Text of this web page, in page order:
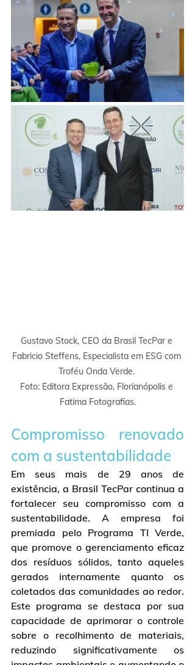
Gustavo Stock, CEO da Brasil TecPar e
Fabricio Steffens, Especialista em ESG com
Troféu Onda Verde.
Foto: Editora Expressão, Florianópolis e
Fatima Fotografias.
Compromisso renovado
com a sustentabilidade
Em seus mais de 29 anos de
existência, a Brasil TecPar continua a
fortalecer seu compromisso com a
sustentabilidade. A empresa foi
premiada pelo Programa TI Verde,
que promove o gerenciamento eficaz
dos resíduos sólidos, tanto aqueles
gerados internamente quanto os
coletados das comunidades ao redor.
Este programa se destaca por sua
capacidade de aprimorar o controle
sobre o recolhimento de materiais,
reduzindo significativamente os